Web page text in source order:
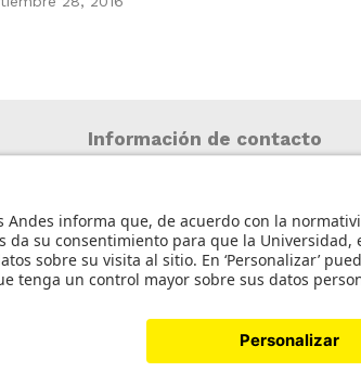
Información de contacto
1949 Minjusticia.